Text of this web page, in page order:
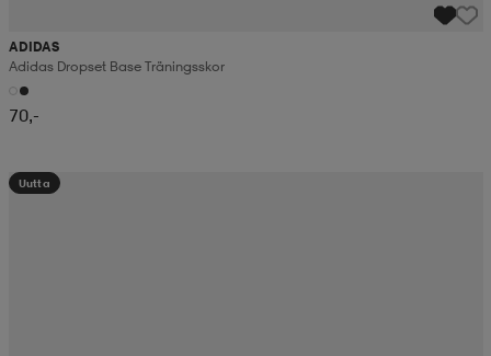
ADIDAS
Adidas Dropset Base Träningsskor
70,-
Uutta